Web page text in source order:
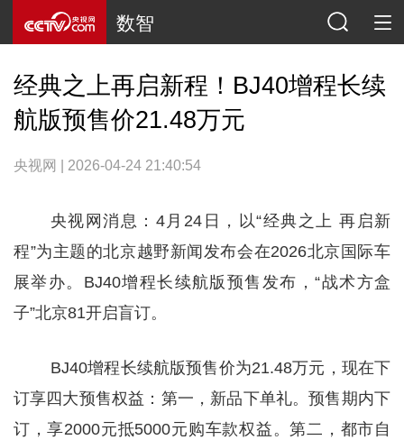
数智
经典之上再启新程！BJ40增程长续
航版预售价21.48万元
央视网 | 2026-04-24 21:40:54
央视网消息：4月24日，以“经典之上 再启新
程”为主题的北京越野新闻发布会在2026北京国际车
展举办。BJ40增程长续航版预售发布，“战术方盒
子”北京81开启盲订。
BJ40增程长续航版预售价为21.48万元，现在下
订享四大预售权益：第一，新品下单礼。预售期内下
订，享2000元抵5000元购车款权益。第二，都市自